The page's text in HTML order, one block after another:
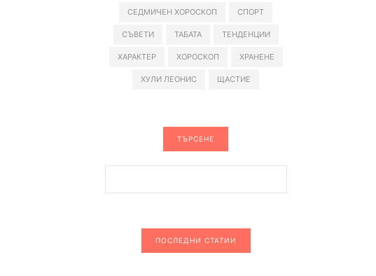
СЕДМИЧЕН ХОРОСКОП СПОРТ
СЪВЕТИ ТАБАТА ТЕНДЕНЦИИ
ХАРАКТЕР ХОРОСКОП ХРАНЕНЕ
ХУЛИ ЛЕОНИС ЩАСТИЕ
ТЪРСЕНЕ
ПОСЛЕДНИ СТАТИИ